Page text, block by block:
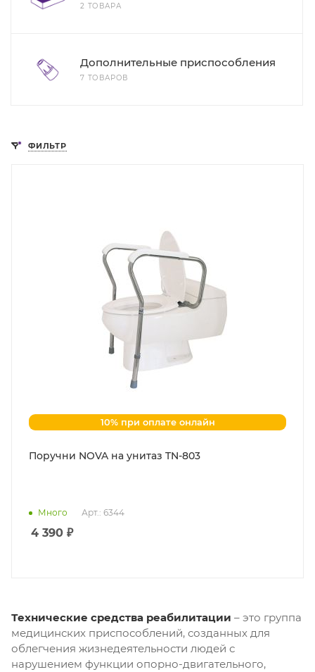
2 ТОВАРА
Дополнительные приспособления
7 ТОВАРОВ
ФИЛЬТР
10% при оплате онлайн
Поручни NOVA на унитаз TN-803
Много Арт.: 6344
4 390 ₽
Технические средства реабилитации – это группа
медицинских приспособлений, созданных для
облегчения жизнедеятельности людей с
нарушением функции опорно-двигательного,